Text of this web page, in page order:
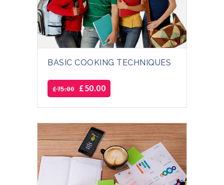
BASIC COOKING TECHNIQUES
£75.00 £50.00